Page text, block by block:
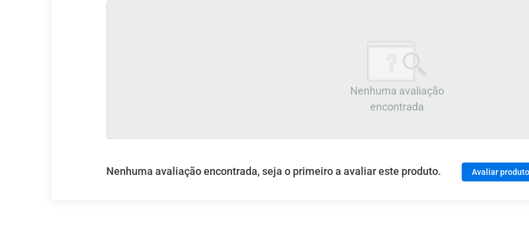
Nenhuma avaliação
encontrada
Nenhuma avaliação encontrada, seja o primeiro a avaliar este produto. Avaliar produto